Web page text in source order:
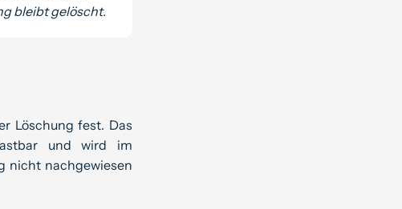
bleibt gelöscht.
Löschung fest. Das
und wird im
nicht nachgewiesen